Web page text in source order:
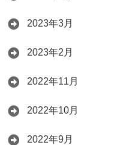
2023年3月
2023年2月
2022年11月
2022年10月
2022年9月